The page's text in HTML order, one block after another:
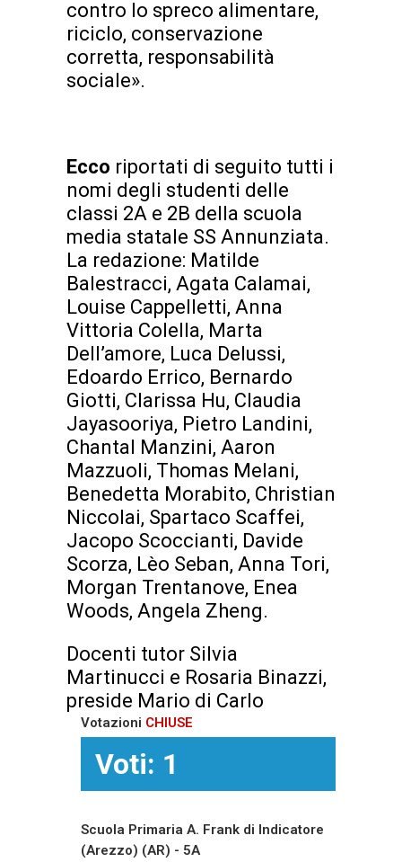
contro lo spreco alimentare,
riciclo, conservazione
corretta, responsabilità
sociale».
Ecco riportati di seguito tutti i
nomi degli studenti delle
classi 2A e 2B della scuola
media statale SS Annunziata.
La redazione: Matilde
Balestracci, Agata Calamai,
Louise Cappelletti, Anna
Vittoria Colella, Marta
Dell’amore, Luca Delussi,
Edoardo Errico, Bernardo
Giotti, Clarissa Hu, Claudia
Jayasooriya, Pietro Landini,
Chantal Manzini, Aaron
Mazzuoli, Thomas Melani,
Benedetta Morabito, Christian
Niccolai, Spartaco Scaffei,
Jacopo Scoccianti, Davide
Scorza, Lèo Seban, Anna Tori,
Morgan Trentanove, Enea
Woods, Angela Zheng.
Docenti tutor Silvia
Martinucci e Rosaria Binazzi,
preside Mario di Carlo
Votazioni CHIUSE
Voti: 1
Scuola Primaria A. Frank di Indicatore
(Arezzo) (AR) - 5A